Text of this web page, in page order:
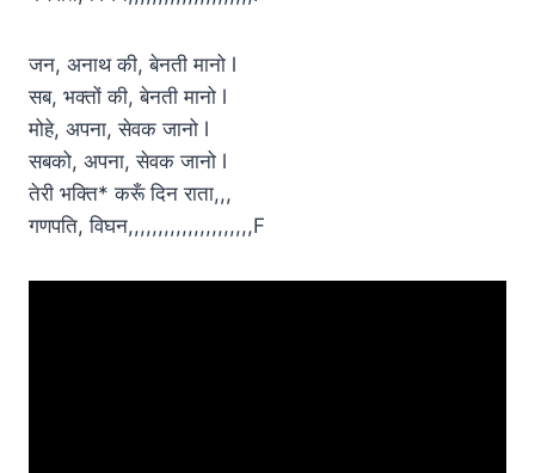
जन, अनाथ की, बेनती मानो l
सब, भक्तों की, बेनती मानो l
मोहे, अपना, सेवक जानो l
सबको, अपना, सेवक जानो l
तेरी भक्ति* करूँ दिन राता,,,
गणपति, विघन,,,,,,,,,,,,,,,,,,,,,F